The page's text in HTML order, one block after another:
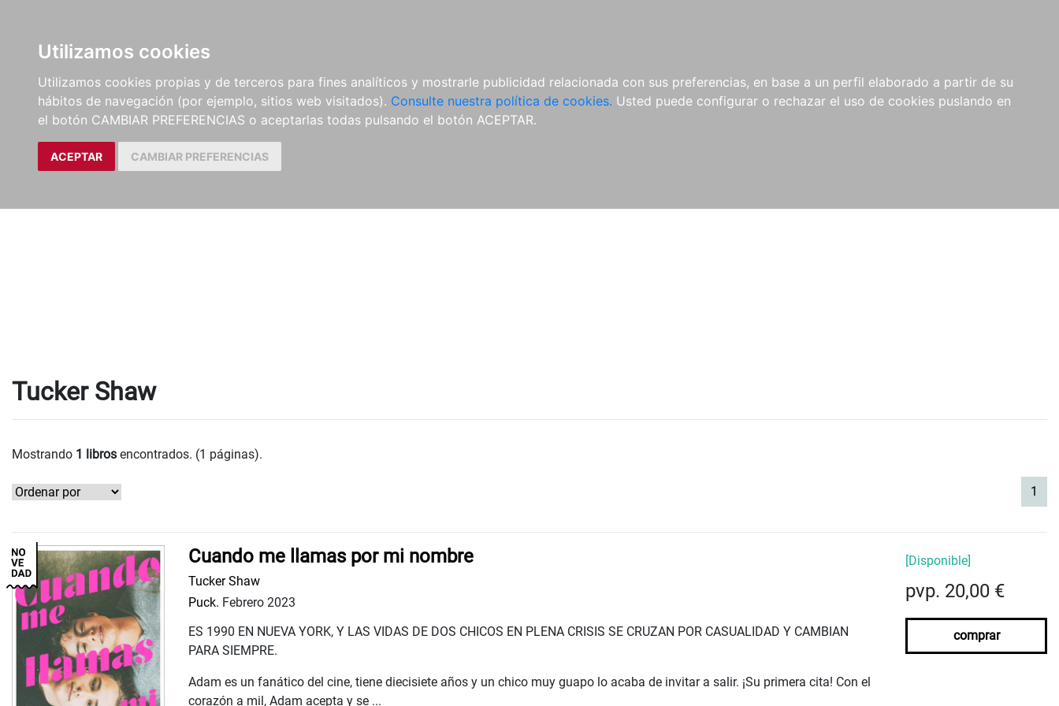
Utilizamos cookies
Utilizamos cookies propias y de terceros para fines analíticos y mostrarle publicidad relacionada con sus preferencias, en base a un perfil elaborado a partir de su
hábitos de navegación (por ejemplo, sitios web visitados). Consulte nuestra política de cookies. Usted puede configurar o rechazar el uso de cookies puslando en
el botón CAMBIAR PREFERENCIAS o aceptarlas todas pulsando el botón ACEPTAR.
ACEPTAR CAMBIAR PREFERENCIAS
Tucker Shaw
Mostrando 1 libros encontrados. (1 páginas).
1
Cuando me llamas por mi nombre
Tucker Shaw
Puck. Febrero 2023
ES 1990 EN NUEVA YORK, Y LAS VIDAS DE DOS CHICOS EN PLENA CRISIS SE CRUZAN POR CASUALIDAD Y CAMBIAN
PARA SIEMPRE.
Adam es un fanático del cine, tiene diecisiete años y un chico muy guapo lo acaba de invitar a salir. ¡Su primera cita! Con el
corazón a mil, Adam acepta y se ...
[Disponible]
pvp. 20,00 €
comprar